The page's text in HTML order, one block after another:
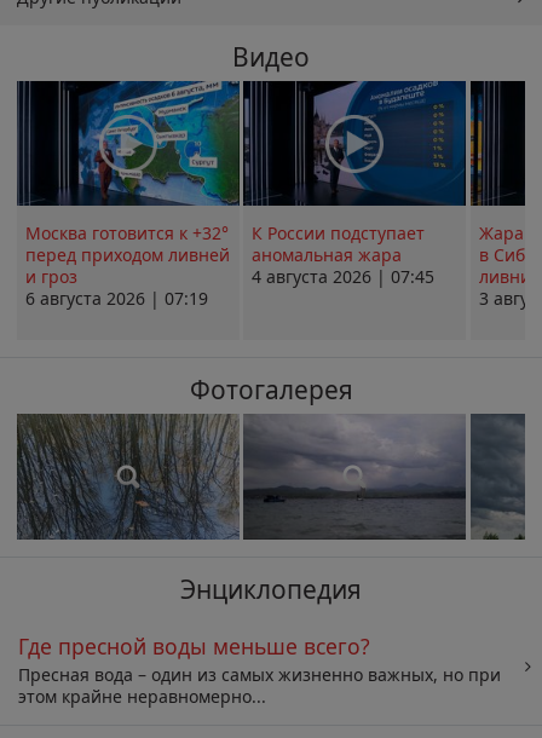
Видео
Москва готовится к +32°
перед приходом ливней
и гроз
6 августа 2026 | 07:19
К России подступает
аномальная жара
4 августа 2026 | 07:45
Жара в
в
ливни
3
Фотогалерея
Энциклопедия
Где пресной воды меньше всего?
Пресная вода – один из самых жизненно важных, но при
этом крайне неравномерно...